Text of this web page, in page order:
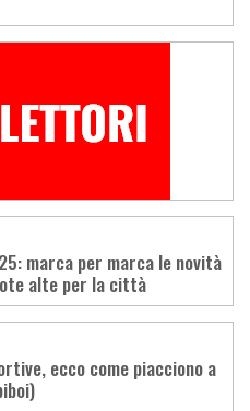
marca per marca le novità
alte per la città
ecco come piacciono a